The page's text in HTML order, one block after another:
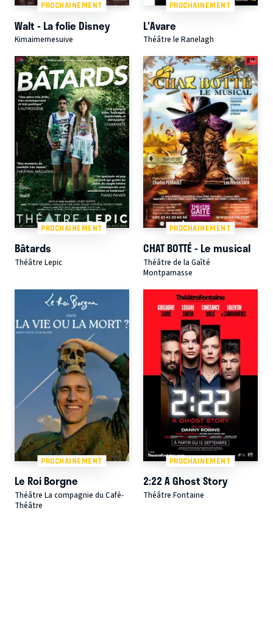
PROCHAINEMENT
Walt - La folie Disney
Kimaimemesuive
PROCHAINEMENT
L'Avare
Théâtre le Ranelagh
PROCHAINEMENT
Bâtards
Théâtre Lepic
PROCHAINEMENT
CHAT BOTTÉ - Le musical
Théâtre de la Gaîté
Montparnasse
PROCHAINEMENT
Le Roi Borgne
Théâtre La compagnie du Café-
Théâtre
PROCHAINEMENT
2:22 A Ghost Story
Théâtre Fontaine